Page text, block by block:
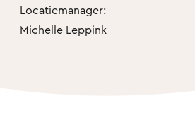
Locatiemanager:
Michelle Leppink